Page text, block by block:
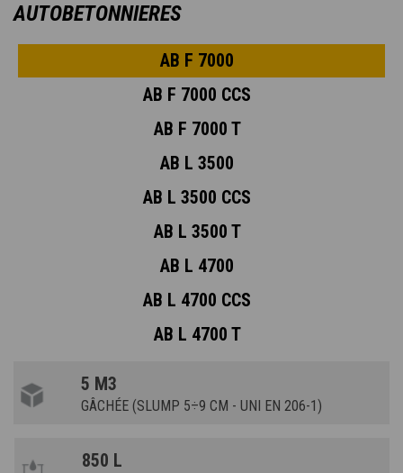
AUTOBETONNIERES
AB F 7000
AB F 7000 CCS
AB F 7000 T
AB L 3500
AB L 3500 CCS
AB L 3500 T
AB L 4700
AB L 4700 CCS
AB L 4700 T
5 M3
GÂCHÉE (SLUMP 5÷9 CM - UNI EN 206-1)
850 L